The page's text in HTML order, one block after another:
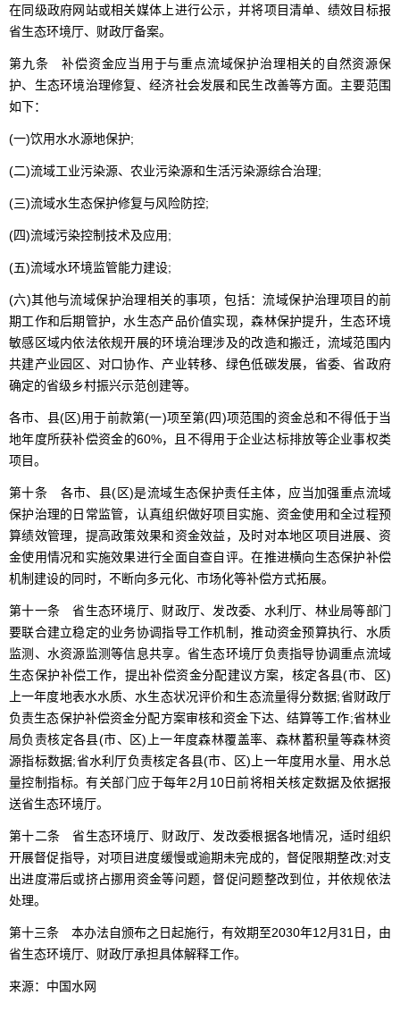
在同级政府网站或相关媒体上进行公示，并将项目清单、绩效目标报
省生态环境厅、财政厅备案。
第九条 补偿资金应当用于与重点流域保护治理相关的自然资源保
护、生态环境治理修复、经济社会发展和民生改善等方面。主要范围
如下：
(一)饮用水水源地保护;
(二)流域工业污染源、农业污染源和生活污染源综合治理;
(三)流域水生态保护修复与风险防控;
(四)流域污染控制技术及应用;
(五)流域水环境监管能力建设;
(六)其他与流域保护治理相关的事项，包括：流域保护治理项目的前
期工作和后期管护，水生态产品价值实现，森林保护提升，生态环境
敏感区域内依法依规开展的环境治理涉及的改造和搬迁，流域范围内
共建产业园区、对口协作、产业转移、绿色低碳发展，省委、省政府
确定的省级乡村振兴示范创建等。
各市、县(区)用于前款第(一)项至第(四)项范围的资金总和不得低于当
地年度所获补偿资金的60%，且不得用于企业达标排放等企业事权类
项目。
第十条 各市、县(区)是流域生态保护责任主体，应当加强重点流域
保护治理的日常监管，认真组织做好项目实施、资金使用和全过程预
算绩效管理，提高政策效果和资金效益，及时对本地区项目进展、资
金使用情况和实施效果进行全面自查自评。在推进横向生态保护补偿
机制建设的同时，不断向多元化、市场化等补偿方式拓展。
第十一条 省生态环境厅、财政厅、发改委、水利厅、林业局等部门
要联合建立稳定的业务协调指导工作机制，推动资金预算执行、水质
监测、水资源监测等信息共享。省生态环境厅负责指导协调重点流域
生态保护补偿工作，提出补偿资金分配建议方案，核定各县(市、区)
上一年度地表水水质、水生态状况评价和生态流量得分数据;省财政厅
负责生态保护补偿资金分配方案审核和资金下达、结算等工作;省林业
局负责核定各县(市、区)上一年度森林覆盖率、森林蓄积量等森林资
源指标数据;省水利厅负责核定各县(市、区)上一年度用水量、用水总
量控制指标。有关部门应于每年2月10日前将相关核定数据及依据报
送省生态环境厅。
第十二条 省生态环境厅、财政厅、发改委根据各地情况，适时组织
开展督促指导，对项目进度缓慢或逾期未完成的，督促限期整改;对支
出进度滞后或挤占挪用资金等问题，督促问题整改到位，并依规依法
处理。
第十三条 本办法自颁布之日起施行，有效期至2030年12月31日，由
省生态环境厅、财政厅承担具体解释工作。
来源：中国水网